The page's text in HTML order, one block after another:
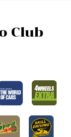
Club